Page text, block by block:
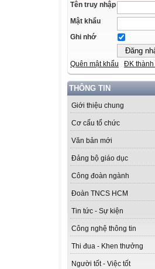
Tên truy nhập
Mật khẩu
Ghi nhớ
Quên mật khẩu ĐK thành
THÔNG TIN
Giới thiệu chung
Cơ cấu tổ chức
Văn bản mới
Đảng bộ giáo dục
Công đoàn ngành
Đoàn TNCS HCM
Tin tức - Sự kiện
Công nghệ thông tin
Thi đua - Khen thưởng
Người tốt - Việc tốt